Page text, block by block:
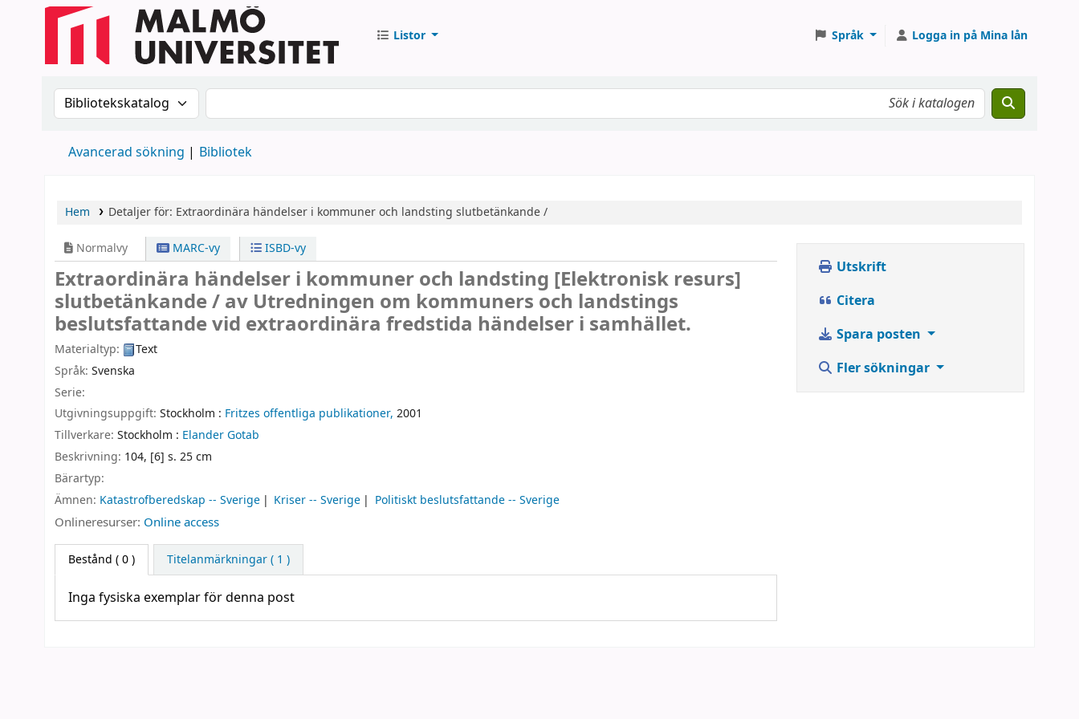
Listor Språk Logga in på Mina lån
Sök i katalogen efter:Sök i katalogen
Avancerad sökning Bibliotek
Hem Detaljer för: Extraordinära händelser i kommuner och landsting slutbetänkande /
Normalvy MARC-vy ISBD-vy
Extraordinära händelser i kommuner och landsting [Elektronisk resurs]
slutbetänkande /av Utredningen om kommuners och landstings
beslutsfattande vid extraordinära fredstida händelser i samhället.
Materialtyp:
Text
Språk: Svenska
Serie:
Utgivningsuppgift: Stockholm : Fritzes offentliga publikationer, 2001
Tillverkare: Stockholm : Elander Gotab
Beskrivning: 104, [6] s. 25 cm
Bärartyp:
Ämnen: Katastrofberedskap -- Sverige Kriser -- Sverige Politiskt beslutsfattande -- Sverige
Onlineresurser: Online access
Bestånd ( 0 ) Titelanmärkningar ( 1 )
Inga fysiska exemplar för denna post
Utskrift
Citera
Spara posten
Fler sökningar